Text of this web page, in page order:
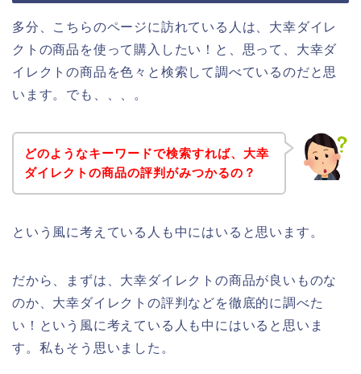
多分、こちらのページに訪れている人は、大幸ダイレ
クトの商品を使って購入したい！と、思って、大幸ダ
イレクトの商品を色々と検索して調べているのだと思
います。でも、、、。
どのようなキーワードで検索すれば、大幸
ダイレクトの商品の評判がみつかるの？
という風に考えている人も中にはいると思います。
だから、まずは、大幸ダイレクトの商品が良いものな
のか、大幸ダイレクトの評判などを徹底的に調べた
い！という風に考えている人も中にはいると思いま
す。私もそう思いました。